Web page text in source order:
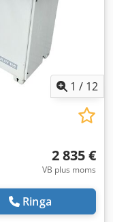
Ø 160 mm -
450 kg
1 / 12
2 835 €
VB plus moms
Ringa